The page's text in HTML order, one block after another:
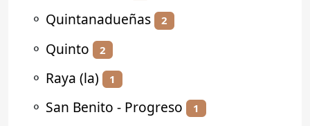
⚬ Quintanadueñas 2
⚬ Quinto 2
⚬ Raya (la) 1
⚬ San Benito - Progreso 1